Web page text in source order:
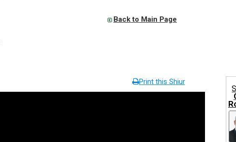
Back to Main Page
Print this Shiur